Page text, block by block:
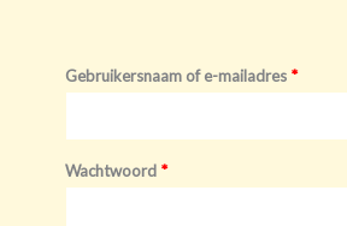
Gebruikersnaam of e-mailadres *
Wachtwoord *